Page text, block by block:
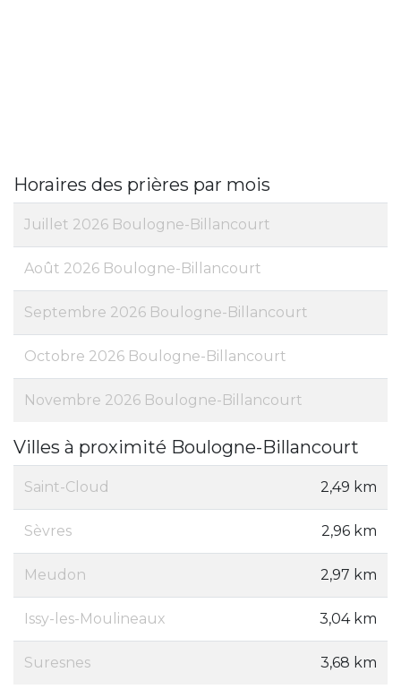
Horaires des prières par mois
Juillet 2026 Boulogne-Billancourt
Août 2026 Boulogne-Billancourt
Septembre 2026 Boulogne-Billancourt
Octobre 2026 Boulogne-Billancourt
Novembre 2026 Boulogne-Billancourt
Villes à proximité Boulogne-Billancourt
Saint-Cloud 2,49 km
Sèvres 2,96 km
Meudon 2,97 km
Issy-les-Moulineaux 3,04 km
Suresnes 3,68 km